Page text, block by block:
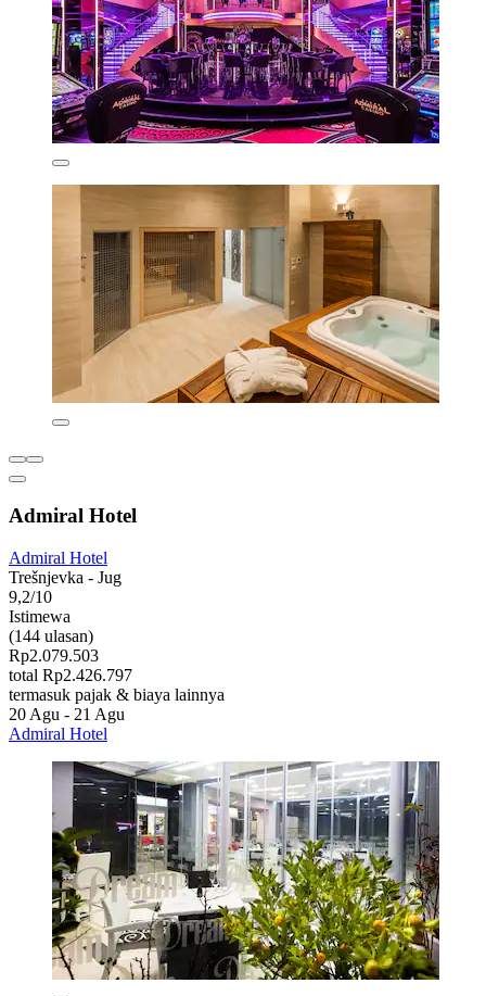
Admiral Hotel
Admiral Hotel
Trešnjevka - Jug
9,2/10
Istimewa
(144 ulasan)
Rp2.079.503
total Rp2.426.797
termasuk pajak & biaya lainnya
20 Agu - 21 Agu
Admiral Hotel